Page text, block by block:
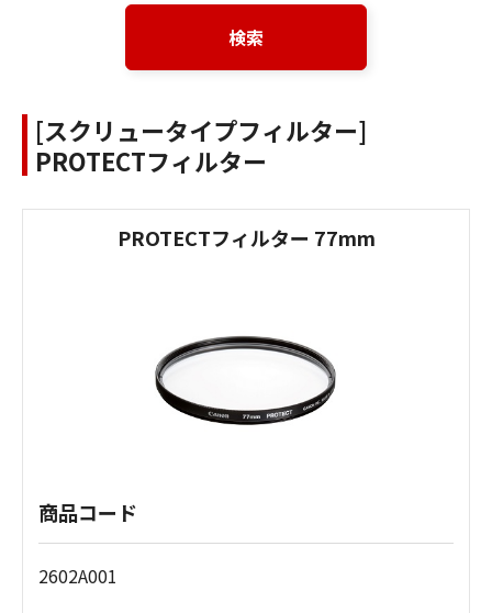
検索
[スクリュータイプフィルター]
PROTECTフィルター
PROTECTフィルター 77mm
商品コード
2602A001